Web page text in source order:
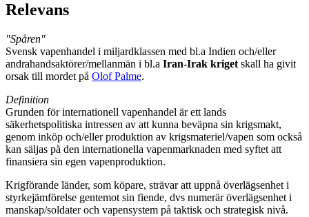
Relevans
"Spåren"
Svensk vapenhandel i miljardklassen med bl.a Indien och/eller
andrahandsaktörer/mellanmän i bl.a Iran-Irak kriget skall ha givit
orsak till mordet på Olof Palme.
Definition
Grunden för internationell vapenhandel är ett lands
säkerhetspolitiska intressen av att kunna beväpna sin krigsmakt,
genom inköp och/eller produktion av krigsmateriel/vapen som också
kan säljas på den internationella vapenmarknaden med syftet att
finansiera sin egen vapenproduktion.
Krigförande länder, som köpare, strävar att uppnå överlägsenhet i
styrkejämförelse gentemot sin fiende, dvs numerär överlägsenhet i
manskap/soldater och vapensystem på taktisk och strategisk nivå.